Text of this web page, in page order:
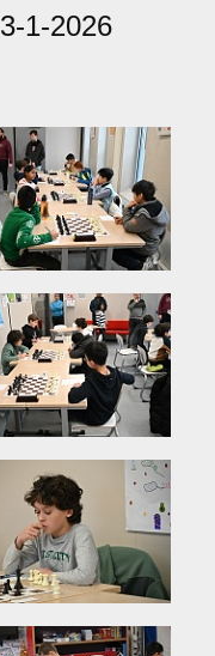
1-2026